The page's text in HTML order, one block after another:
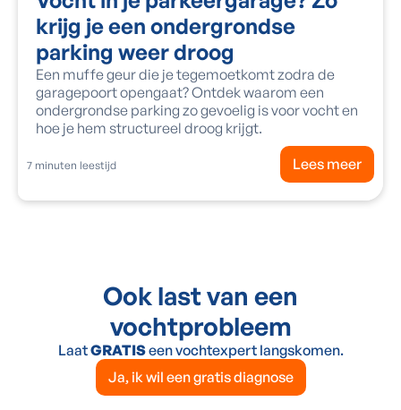
krijg je een ondergrondse
parking weer droog
Een muffe geur die je tegemoetkomt zodra de
garagepoort opengaat? Ontdek waarom een
ondergrondse parking zo gevoelig is voor vocht en
hoe je hem structureel droog krijgt.
7 minuten leestijd Lees meer
Ook last van een
vochtprobleem
LaatGRATISeen vochtexpert langskomen.
Ja, ik wil een gratis diagnose